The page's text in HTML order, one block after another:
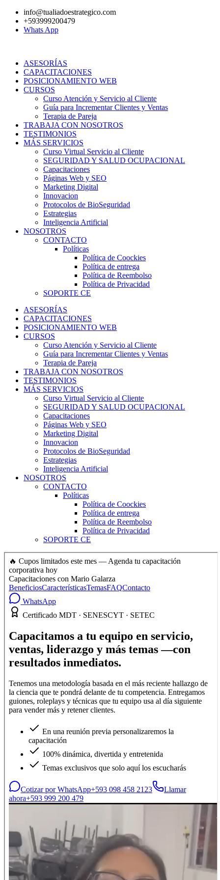
contenido
info@tualiadoestrategico.com
+593999200479
Whats App
ASESORÍAS
CAPACITACIONES
POSICIONAMIENTO WEB
CURSOS
Curso Atención y Servicio al Cliente
Guía para Incrementar Clientes y Ventas
Terapia de Pareja
TRABAJA CON NOSOTROS
TESTIMONIOS
MÁS SERVICIOS
Curso Virtual Servicio al Cliente
SEGURIDAD Y SALUD OCUPACIONAL
Capacitaciones
Páginas Web y SEO
Marketing Digital
Innovacion
Protocolos de BioSeguridad
Estrategias
Inteligencia Artificial
NOSOTROS
CONTACTO
Políticas
Política de Coockies
Política de entrega
Política de Reembolso
Política de Privacidad
SOPORTE CE
ASESORÍAS
CAPACITACIONES
POSICIONAMIENTO WEB
CURSOS
Curso Atención y Servicio al Cliente
Guía para Incrementar Clientes y Ventas
Terapia de Pareja
TRABAJA CON NOSOTROS
TESTIMONIOS
MÁS SERVICIOS
Curso Virtual Servicio al Cliente
SEGURIDAD Y SALUD OCUPACIONAL
Capacitaciones
Páginas Web y SEO
Marketing Digital
Innovacion
Protocolos de BioSeguridad
Estrategias
Inteligencia Artificial
NOSOTROS
CONTACTO
Políticas
Política de Coockies
Política de entrega
Política de Reembolso
Política de Privacidad
SOPORTE CE